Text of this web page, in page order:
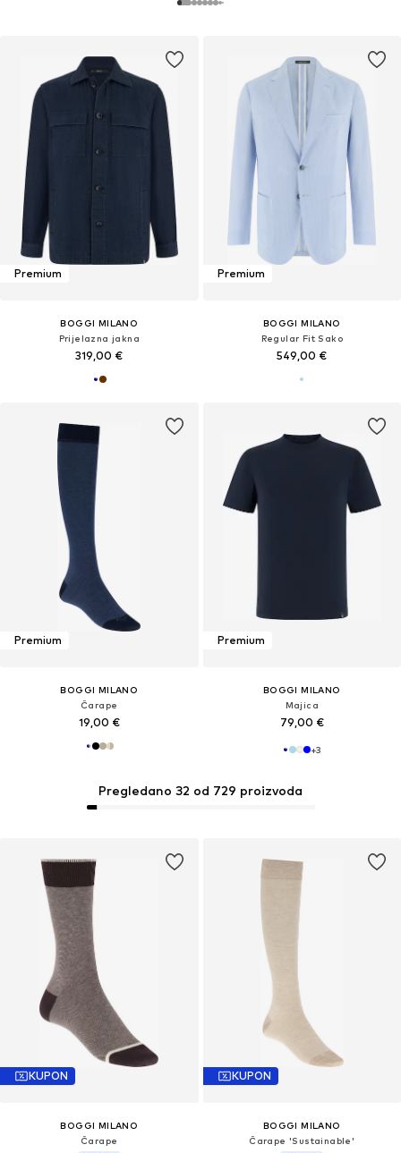
Premium
BOGGI MILANO
Prijelazna jakna
319,00 €
Premium
BOGGI MILANO
Regular Fit Sako
549,00 €
Premium
BOGGI MILANO
Čarape
19,00 €
Premium
BOGGI MILANO
Majica
79,00 €
+3
KUPON
BOGGI MILANO
Čarape
KUPON
BOGGI MILANO
Čarape 'Sustainable'
Pregledano 32 od 729 proizvoda